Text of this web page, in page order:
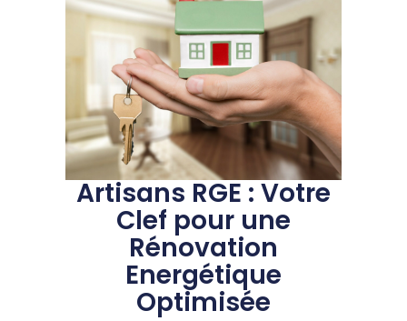
Artisans RGE : Votre
Clef pour une
Rénovation
Energétique
Optimisée